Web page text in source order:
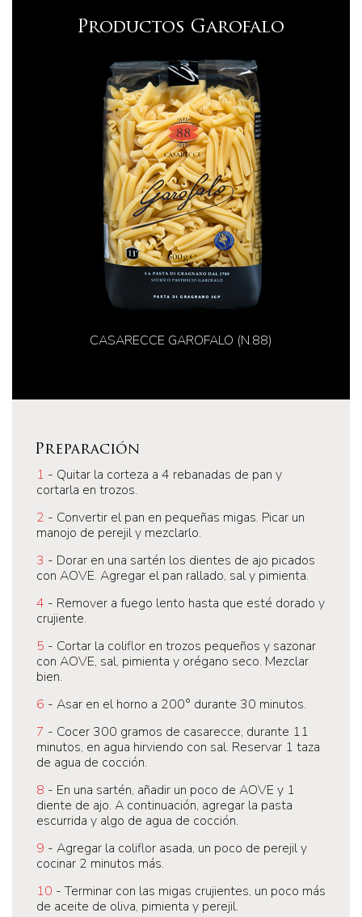
Productos Garofalo
CASARECCE GAROFALO (N.88)
Preparación
1 - Quitar la corteza a 4 rebanadas de pan y
cortarla en trozos.
2 - Convertir el pan en pequeñas migas. Picar un
manojo de perejil y mezclarlo.
3 - Dorar en una sartén los dientes de ajo picados
con AOVE. Agregar el pan rallado, sal y pimienta.
4 - Remover a fuego lento hasta que esté dorado y
crujiente.
5 - Cortar la coliflor en trozos pequeños y sazonar
con AOVE, sal, pimienta y orégano seco. Mezclar
bien.
6 - Asar en el horno a 200° durante 30 minutos.
7 - Cocer 300 gramos de casarecce, durante 11
minutos, en agua hirviendo con sal. Reservar 1 taza
de agua de cocción.
8 - En una sartén, añadir un poco de AOVE y 1
diente de ajo. A continuación, agregar la pasta
escurrida y algo de agua de cocción.
9 - Agregar la coliflor asada, un poco de perejil y
cocinar 2 minutos más.
10 - Terminar con las migas crujientes, un poco más
de aceite de oliva, pimienta y perejil.